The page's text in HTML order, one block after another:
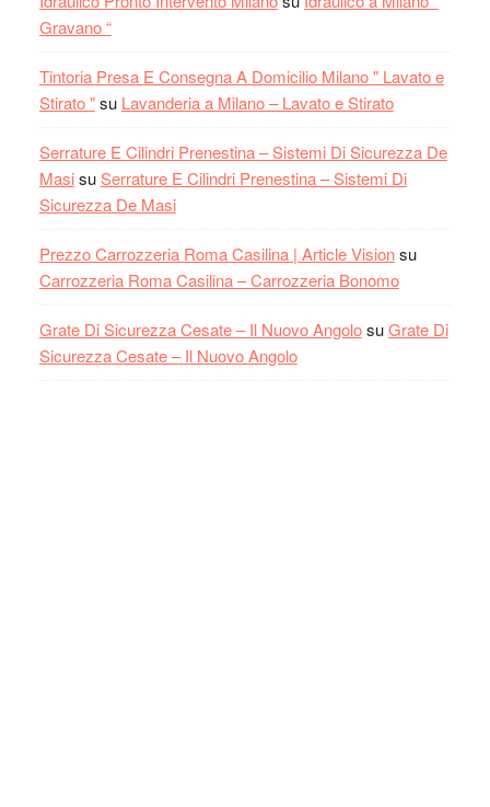
Gravano “
Tintoria Presa E Consegna A Domicilio Milano " Lavato e
Stirato "su Lavanderia a Milano – Lavato e Stirato
Serrature E Cilindri Prenestina – Sistemi Di Sicurezza De
MasisuSerrature E Cilindri Prenestina – Sistemi Di
Sicurezza De Masi
Prezzo Carrozzeria Roma Casilina | Article Visionsu
Carrozzeria Roma Casilina – Carrozzeria Bonomo
Grate Di Sicurezza Cesate – Il Nuovo AngolosuGrate Di
Sicurezza Cesate – Il Nuovo Angolo